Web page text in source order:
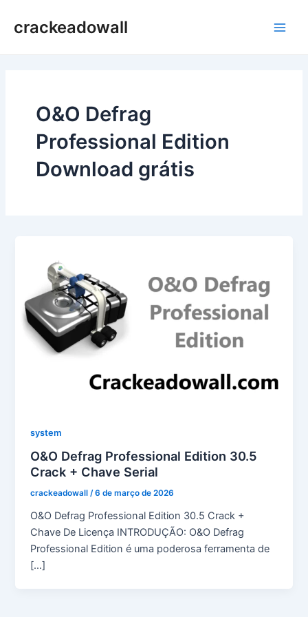
paracrackeadowall
O&O Defrag
Professional Edition
Download grátis
system
O&O Defrag Professional Edition 30.5
Crack + Chave Serial
crackeadowall/6 de março de 2026
O&O Defrag Professional Edition 30.5 Crack +
Chave De Licença INTRODUÇÃO: O&O Defrag
Professional Edition é uma poderosa ferramenta de
[…]